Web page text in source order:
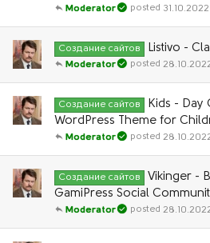
31.10.2022
Moderator
Создание сайтов Listivo -
Moderator
Создание сайтов
Kids - Day
WordPress Theme for
Moderator
Создание сайтов
Vikinger -
GamiPress Social
Moderator